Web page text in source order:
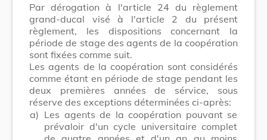
Par dérogation à l'article 24 du règlement
grand-ducal visé à l'article 2 du présent
règlement, les dispositions concernant la
période de stage des agents de la coopération
sont fixées comme suit.
Les agents de la coopération sont considérés
comme étant en période de stage pendant les
deux premières années de sérvice, sous
réserve des exceptions déterminées ci-après:
a) Les agents de la coopération pouvant se
prévaloir d'un cycle universitaire complet